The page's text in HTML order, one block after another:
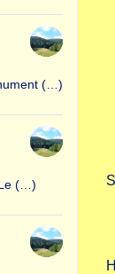
(…)
(…)